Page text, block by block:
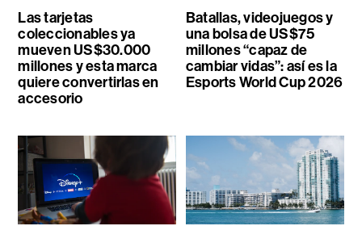
Las tarjetas
coleccionables ya
mueven US$30.000
millones y esta marca
quiere convertirlas en
accesorio
Batallas, videojuegos y
una bolsa de US$75
millones “capaz de
cambiar vidas”: así es la
Esports World Cup 2026